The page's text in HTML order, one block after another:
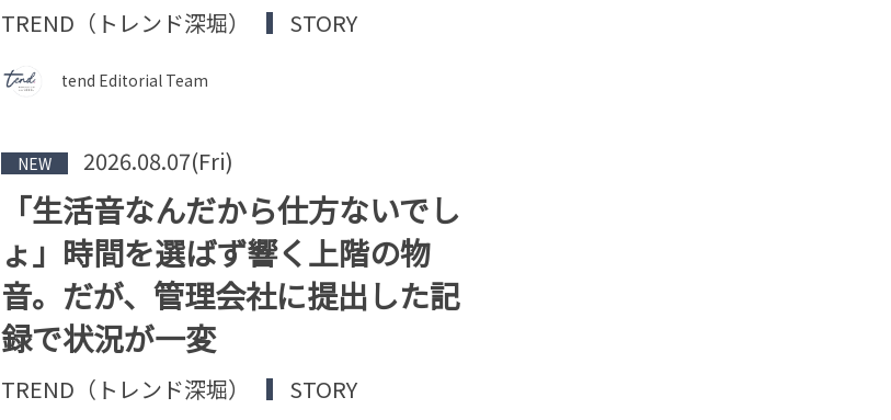
TREND（トレンド深堀） STORY
tend Editorial Team
NEW 2026.08.07(Fri)
「生活音なんだから仕方ないでし
ょ」時間を選ばず響く上階の物
音。だが、管理会社に提出した記
録で状況が一変
TREND（トレンド深堀） STORY